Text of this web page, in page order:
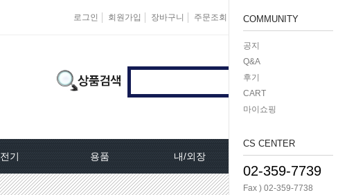
로그인 회원가입 장바구니 주문조회 마이페이지 즐겨찾기
전기
알터네이터[모비스]
용품
오토크로바모음전
내/외장
도어핸들[내켓치.외켓치]
케미칼/공구
오일필터렌치 -다
COMMUNITY
공지
Q&A
후기
CART
마이쇼핑
CS CENTER
02-359-7739
Fax ) 02-359-7738